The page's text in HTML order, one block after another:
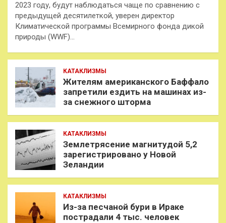
2023 году, будут наблюдаться чаще по сравнению с
предыдущей десятилеткой, уверен директор
Климатической программы Всемирного фонда дикой
природы (WWF)…
КАТАКЛИЗМЫ
Жителям американского Баффало
запретили ездить на машинах из-
за снежного шторма
КАТАКЛИЗМЫ
Землетрясение магнитудой 5,2
зарегистрировано у Новой
Зеландии
КАТАКЛИЗМЫ
Из-за песчаной бури в Ираке
пострадали 4 тыс. человек